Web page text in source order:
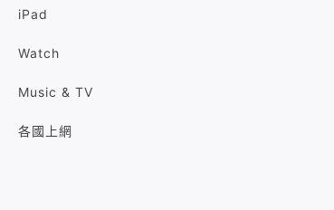
iPad
Watch
Music & TV
各國上網